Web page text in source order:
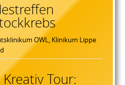
OWL, Klinikum Lippe
Kreativ Tour: